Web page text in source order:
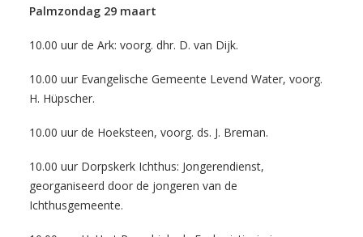
Palmzondag 29 maart
10.00 uur de Ark: voorg. dhr. D. van Dijk.
10.00 uur Evangelische Gemeente Levend Water, voorg.
H. Hüpscher.
10.00 uur de Hoeksteen, voorg. ds. J. Breman.
10.00 uur Dorpskerk Ichthus: Jongerendienst,
georganiseerd door de jongeren van de
Ichthusgemeente.